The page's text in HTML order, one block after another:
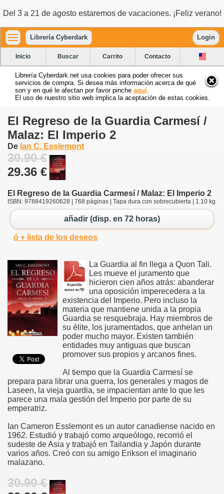
Del 3 a 21 de agosto estaremos de vacaciones. ¡Feliz verano!
Librería Cyberdark Login
Inicio Buscar Carrito Contacto
Librería Cyberdark.net usa cookies para poder ofrecer sus
servicios de compra. Si desea más información acerca de qué
son y en qué le afectan por favor pinche aquí
El uso de nuestro sitio web implica la aceptación de estas cookies.
El Regreso de la Guardia Carmesí /
Malaz: El Imperio 2
De Ian C. Esslemont
30.90 €
29.36 €
El Regreso de la Guardia Carmesí / Malaz: El Imperio 2
ISBN: 9788419260628 | 768 páginas | Tapa dura con sobrecubierta | 1.10 kg
añadir (disp. en 72 horas)
ó + lista de los deseos
La Guardia al fin llega a Quon Tali.
Les mueve el juramento que
hicieron cien años atrás: abanderar
una oposición imperecedera a la
existencia del Imperio. Pero incluso la
materia que mantiene unida a la propia
Guardia se resquebraja. Hay miembros de
su élite, los juramentados, que anhelan un
poder mucho mayor. Existen también
entidades muy antiguas que buscan
promover sus propios y arcanos fines.
Al tiempo que la Guardia Carmesí se
prepara para librar una guerra, los generales y magos de
Laseen, la vieja guardia, se impacientan ante lo que les
parece una mala gestión del Imperio por parte de su
emperatriz.
Ian Cameron Esslemont es un autor canadiense nacido en
1962. Estudió y trabajó como arqueólogo, recorrió el
sudeste de Asia y trabajó en Tailandia y Japón durante
varios años. Creó con su amigo Erikson el imaginario
malazano.
30.90 €